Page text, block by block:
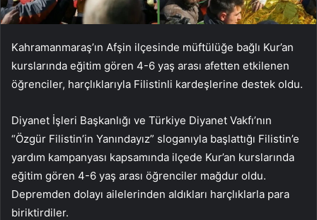
Kahramanmaraş’ın Afşin ilçesinde müftülüğe bağlı Kur’an
kurslarında eğitim gören 4-6 yaş arası afetten etkilenen
öğrenciler, harçlıklarıyla Filistinli kardeşlerine destek oldu.
Diyanet İşleri Başkanlığı ve Türkiye Diyanet Vakfı’nın
“Özgür Filistin’in Yanındayız” sloganıyla başlattığı Filistin’e
yardım kampanyası kapsamında ilçede Kur’an kurslarında
eğitim gören 4-6 yaş arası öğrenciler mağdur oldu.
Depremden dolayı ailelerinden aldıkları harçlıklarla para
biriktirdiler.